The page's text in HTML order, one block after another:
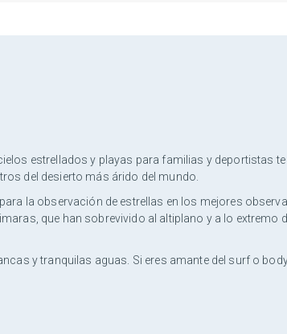
estrellados y playas para familias y deportistas te
del desierto más árido del mundo.
la observación de estrellas en los mejores
que han sobrevivido al altiplano y a lo extremo
y tranquilas aguas. Si eres amante del surf o